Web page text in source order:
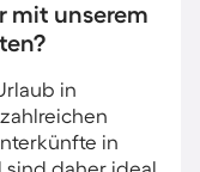
mit unserem
in
in